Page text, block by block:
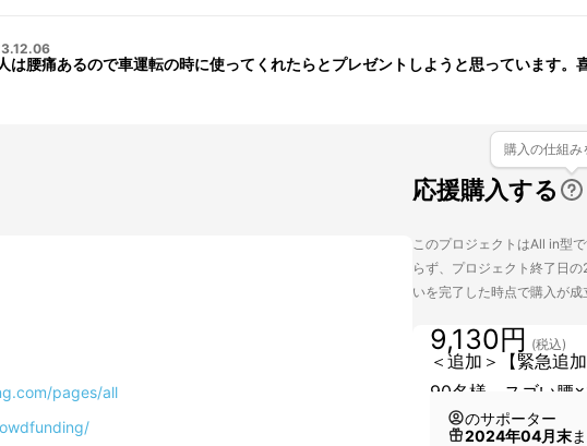
は腰痛あるので車運転の時に使ってくれたらとプレゼントしようと思っています。
pages/all
応援購入する
購入の仕組み
このプロジェクトはAll in型
らず、プロジェクト終了日
いを完了した時点で購入が成
＜追加＞【緊急追
90名様 スゴい腰
9,130円 (税込)
のサポーター
2024年04月末